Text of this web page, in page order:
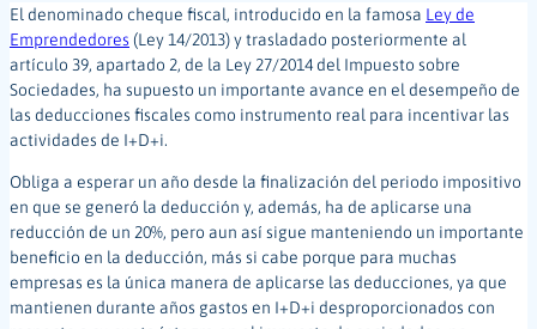
El denominado cheque fiscal, introducido en la famosa Ley de
Emprendedores (Ley 14/2013) y trasladado posteriormente al
artículo 39, apartado 2, de la Ley 27/2014 del Impuesto sobre
Sociedades, ha supuesto un importante avance en el desempeño de
las deducciones fiscales como instrumento real para incentivar las
actividades de I+D+i.
Obliga a esperar un año desde la finalización del periodo impositivo
en que se generó la deducción y, además, ha de aplicarse una
reducción de un 20%, pero aun así sigue manteniendo un importante
beneficio en la deducción, más si cabe porque para muchas
empresas es la única manera de aplicarse las deducciones, ya que
mantienen durante años gastos en I+D+i desproporcionados con